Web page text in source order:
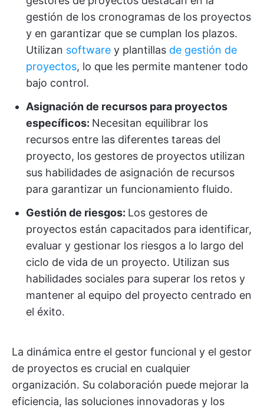
gestión de los cronogramas de los proyectos
y en garantizar que se cumplan los plazos.
Utilizan software y plantillas de gestión de
proyectos, lo que les permite mantener todo
bajo control.
Asignación de recursos para proyectos
específicos: Necesitan equilibrar los
recursos entre las diferentes tareas del
proyecto, los gestores de proyectos utilizan
sus habilidades de asignación de recursos
para garantizar un funcionamiento fluido.
Gestión de riesgos: Los gestores de
proyectos están capacitados para identificar,
evaluar y gestionar los riesgos a lo largo del
ciclo de vida de un proyecto. Utilizan sus
habilidades sociales para superar los retos y
mantener al equipo del proyecto centrado en
el éxito.
La dinámica entre el gestor funcional y el gestor
de proyectos es crucial en cualquier
organización. Su colaboración puede mejorar la
eficiencia, las soluciones innovadoras y los